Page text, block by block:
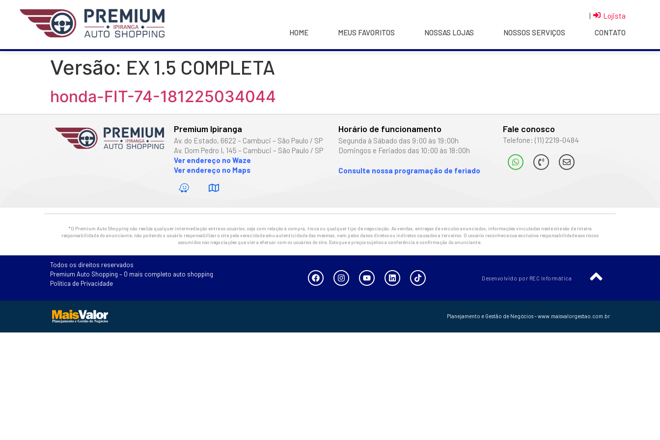
|
Lojista
HOME
MEUS FAVORITOS NOSSAS LOJAS NOSSOS SERVIÇOS CONTATO
Versão: EX 1.5 COMPLETA
honda-FIT-74-181225034044
Premium Ipiranga
Av. do Estado, 6622 – Cambuci – São Paulo / SP
Av. Dom Pedro I, 145 – Cambuci – São Paulo / SP
Ver endereço no Waze
Ver endereço no Maps
Horário de funcionamento
Segunda à Sábado das 9:00 às 19:00h
Domingos e Feriados das 10:00 às 18:00h
Consulte nossa programação de feriado
Fale conosco
Telefone: (11) 2219-0484
*O Premium Auto Shopping não realiza qualquer intermediação entre os usuários, seja com relação à compra, troca ou qualquer tipo de negociação. As vendas, entregas de veículos anunciados, informações vinculadas neste site são de inteira
responsabilidade do anunciante, não podendo o usuário responsabilizar o site pela veracidade e/ou autenticidade das mesmas, nem pelos danos diretos ou indiretos causados a terceiros. O usuário reconhece sua exclusiva responsabilidade aos riscos
assumidos nas negociações que vier a efetuar com os usuários do site. Estoque e preços sujeitos a conferência e confirmação do anunciante.
Todos os direitos reservados
Premium Auto Shopping – O mais completo auto shopping
Política de Privacidade
Desenvolvido por REC Informática
Planejamento e Gestão de Negócios – www.maisvalorgestao.com.br